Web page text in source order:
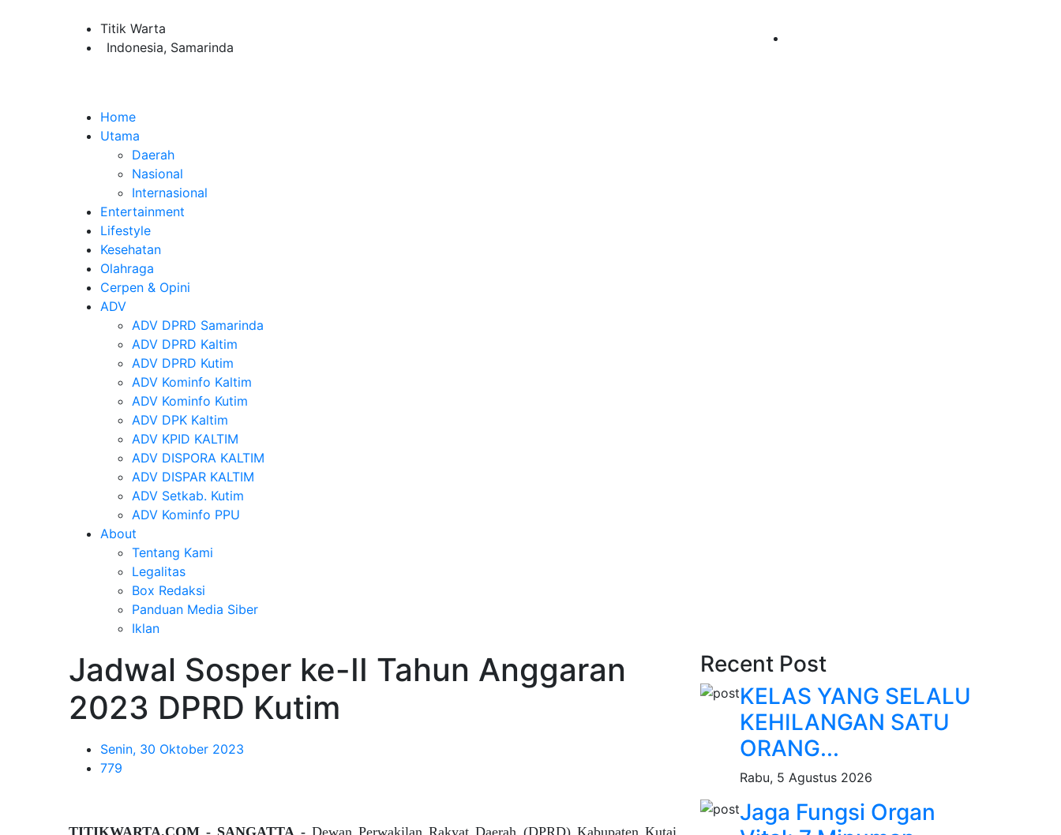
Titik Warta
Indonesia, Samarinda
Home
Utama
Daerah
Nasional
Internasional
Entertainment
Lifestyle
Kesehatan
Olahraga
Cerpen & Opini
ADV
ADV DPRD Samarinda
ADV DPRD Kaltim
ADV DPRD Kutim
ADV Kominfo Kaltim
ADV Kominfo Kutim
ADV DPK Kaltim
ADV KPID KALTIM
ADV DISPORA KALTIM
ADV DISPAR KALTIM
ADV Setkab. Kutim
ADV Kominfo PPU
About
Tentang Kami
Legalitas
Box Redaksi
Panduan Media Siber
Iklan
Jadwal Sosper ke-II Tahun Anggaran
2023 DPRD Kutim
Senin, 30 Oktober 2023
779
TITIKWARTA.COM - SANGATTA - Dewan Perwakilan Rakyat Daerah (DPRD) Kabupaten Kutai
Recent Post
KELAS YANG SELALU
KEHILANGAN SATU
ORANG...
Rabu, 5 Agustus 2026
Jaga Fungsi Organ